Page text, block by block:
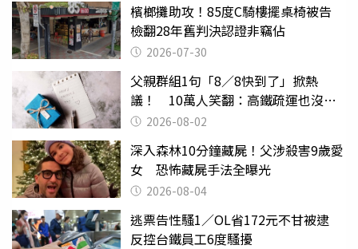
檳榔攤助攻！85度C騎樓擺桌椅被告
檢翻28年舊判決認證非竊佔
2026-07-30
父親群組1句「8／8快到了」掀熱
議！ 10萬人笑翻：高鐵疏運也沒列
父親節
2026-08-02
深入森林10分鐘藏屍！父涉殺害9歲愛
女 恐怖藏屍手法全曝光
2026-08-04
逃票告性騷1／OL省172元不甘被逮
反控台鐵員工6度騷擾